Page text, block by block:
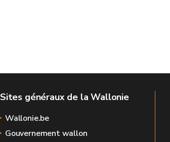
Sites généraux de la Wallonie
Wallonie.be
Gouvernement wallon